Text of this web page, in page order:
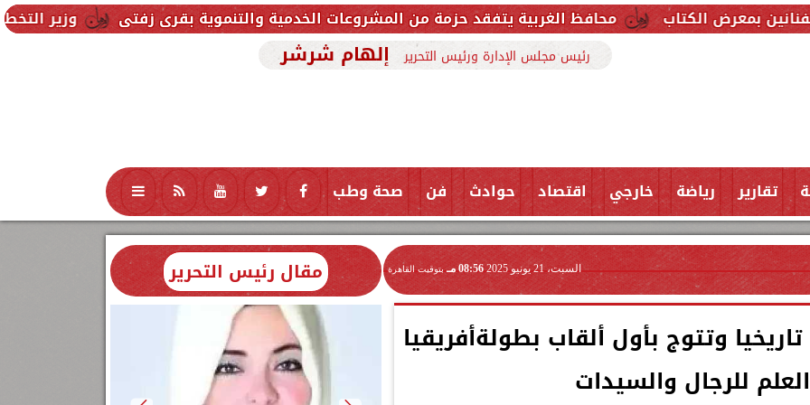
وزير التخطيط يتابع محافظ الغربية يتفقد حزمة من المشروعات الخدمية والتنموية بقرى زفتى
رئيس مجلس الإدارة ورئيس التحرير إلهام شرشر
تقارير رياضة خارجي اقتصاد حوادث فن صحة وطب تكنولوجيا منوعات محافظات
السبت، 21 يونيو 2025 08:56 مـ بتوقيت القاهرة
وتتوج بأول ألقاب بطولةأفريقيا
للرجال والسيدات
مقال رئيس التحرير